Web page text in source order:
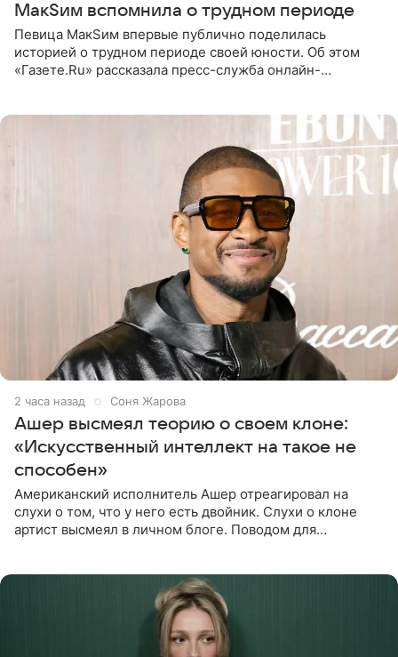
МакSим вспомнила о трудном периоде
Певица МакSим впервые публично поделилась
историей о трудном периоде своей юности. Об этом
«Газете.Ru» рассказала пресс-служба онлайн-
2 часа назад Соня Жарова
Ашер высмеял теорию о своем клоне:
«Искусственный интеллект на такое не
способен»
Американский исполнитель Ашер отреагировал на
слухи о том, что у него есть двойник. Слухи о клоне
артист высмеял в личном блоге. Поводом для